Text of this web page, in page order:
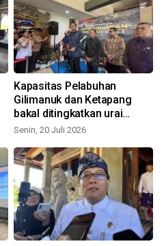
Kapasitas Pelabuhan
Gilimanuk dan Ketapang
bakal ditingkatkan urai
macet
Senin, 20 Juli 2026